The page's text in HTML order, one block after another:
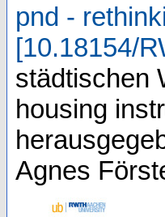
pnd -
[10.18154/
städtischen
housing
Agnes